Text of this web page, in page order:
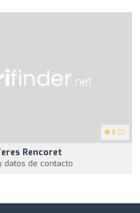
5 (2)
Rencoret
datos de contacto